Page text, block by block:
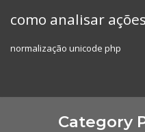
como analisar
normalização unicode php
Category